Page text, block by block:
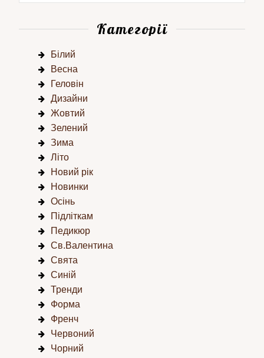
Категорії
Білий
Весна
Геловін
Дизайни
Жовтий
Зелений
Зима
Літо
Новий рік
Новинки
Осінь
Підліткам
Педикюр
Св.Валентина
Свята
Синій
Тренди
Форма
Френч
Червоний
Чорний